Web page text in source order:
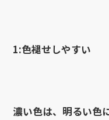
1:色褪せしやすい
濃い色は、明るい色